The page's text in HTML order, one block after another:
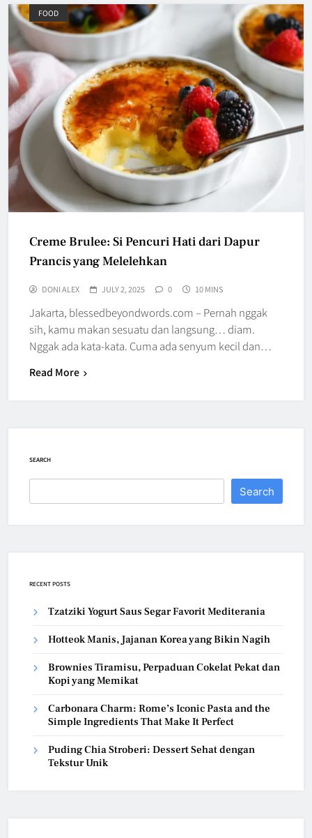
FOOD
Creme Brulee: Si Pencuri Hati dari Dapur
Prancis yang Melelehkan
DONI ALEX JULY 2, 2025 0 10 MINS
Jakarta, blessedbeyondwords.com – Pernah nggak
sih, kamu makan sesuatu dan langsung… diam.
Nggak ada kata-kata. Cuma ada senyum kecil dan…
Read More
SEARCH
Search
RECENT POSTS
Tzatziki Yogurt Saus Segar Favorit Mediterania
Hotteok Manis, Jajanan Korea yang Bikin Nagih
Brownies Tiramisu, Perpaduan Cokelat Pekat dan
Kopi yang Memikat
Carbonara Charm: Rome’s Iconic Pasta and the
Simple Ingredients That Make It Perfect
Puding Chia Stroberi: Dessert Sehat dengan
Tekstur Unik